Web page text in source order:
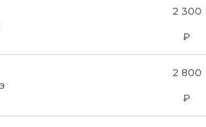
2 300
₽
2 800
₽